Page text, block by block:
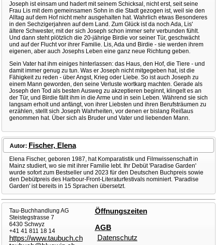
Joseph ist einsam und hadert mit seinem Schicksal, nicht erst, seit seine
Frau Lis mit dem gemeinsamen Sohn in die Stadt gezogen ist, weil sie den
Alltag auf dem Hof nicht mehr ausgehalten hat. Wahrlich etwas Besonderes
in den Sechzigerjahren auf dem Land. Zum Glück ist da noch Ada, Lis'
ältere Schwester, mit der sich Joseph schon immer sehr verbunden fühlt.
Und dann steht plötzlich die 20-jährige Birdie vor seiner Tür, geschwächt
und auf der Flucht vor ihrer Familie. Lis, Ada und Birdie - sie werden ihrem
eigenen, aber auch Josephs Leben eine ganz neue Richtung geben.
Sein Vater hat ihm einiges hinterlassen: das Haus, den Hof, die Tiere - und
damit immer genug zu tun. Was er Joseph nicht mitgegeben hat, ist die
Fähigkeit zu reden - über Angst, Krieg oder Liebe. So ist auch Joseph zu
einem Mann geworden, den seine Verluste wortkarg machten. Gerade als
Joseph den Tod als besten Ausweg zu akzeptieren beginnt, klingelt es an
der Tür, und Birdie fällt ihm in die Arme und in sein Leben. Während sie sich
langsam erholt und anfängt, von ihrer Liebsten und ihren Berufsträumen zu
erzählen, stellt sich Joseph Wahrheiten, vor denen er bislang Reißaus
genommen hat. Über sich als Bruder und Vater und liebenden Mann.
Autor: Fischer, Elena
Elena Fischer, geboren 1987, hat Komparatistik und Filmwissenschaft in
Mainz studiert, wo sie mit ihrer Familie lebt. Ihr Debüt 'Paradise Garden'
wurde sofort zum Bestseller und 2023 für den Deutschen Buchpreis sowie
den Debütpreis des Harbour-Front-Literaturfestivals nominiert. 'Paradise
Garden' ist bereits in 15 Sprachen übersetzt.
Tau-Buchhandlung AG
Steistegstrasse 7
6430 Schwyz
+41 41 811 18 14
https://www.taubuch.ch
Öffnungszeiten
AGB
Datenschutz